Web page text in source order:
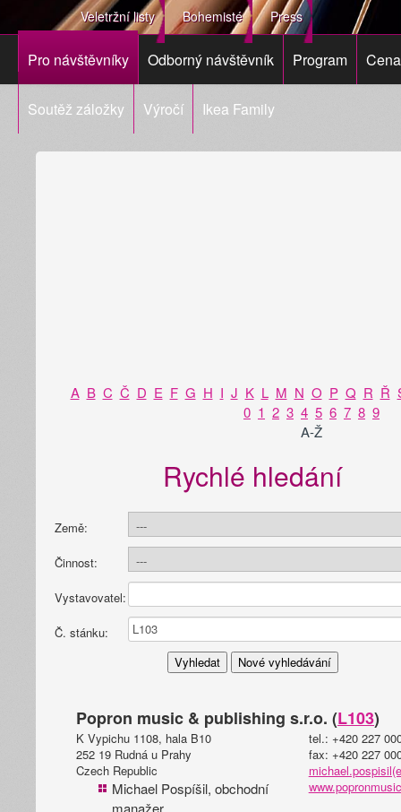
Veletržní listy Bohemisté Press
Pro návštěvníky Odborný návštěvník Program
Soutěž záložky Výročí Ikea Family
A B C Č D E F G H I J K L M N O P Q R Ř
0 1 2 3 4 5 6 7 8 9
A-Ž
Rychlé hledání
Země:
Činnost:
Vystavovatel:
Č. stánku:
Popron music & publishing s.r.o. (L103)
K Vypichu 1108, hala B10
252 19 Rudná u Prahy
Czech Republic
Michael Pospíšil, obchodní
manažer
tel.: +420 227
fax: +420 227